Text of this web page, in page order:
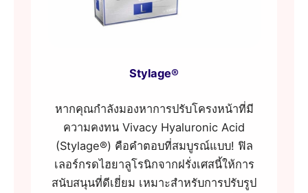
Stylage®
หากคุณกำลังมองหาการปรับโครงหน้าที่มี
ความคงทน Vivacy Hyaluronic Acid
(Stylage®) คือคำตอบที่สมบูรณ์แบบ! ฟิล
เลอร์กรดไฮยาลูโรนิกจากฝรั่งเศสนี้ให้การ
สนับสนุนที่ดีเยี่ยม เหมาะสำหรับการปรับรูป